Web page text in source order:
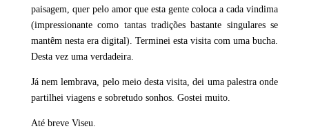
paisagem, quer pelo amor que esta gente coloca a cada vindima
(impressionante como tantas tradições bastante singulares se
mantêm nesta era digital). Terminei esta visita com uma bucha.
Desta vez uma verdadeira.
Já nem lembrava, pelo meio desta visita, dei uma palestra onde
partilhei viagens e sobretudo sonhos. Gostei muito.
Até breve Viseu.